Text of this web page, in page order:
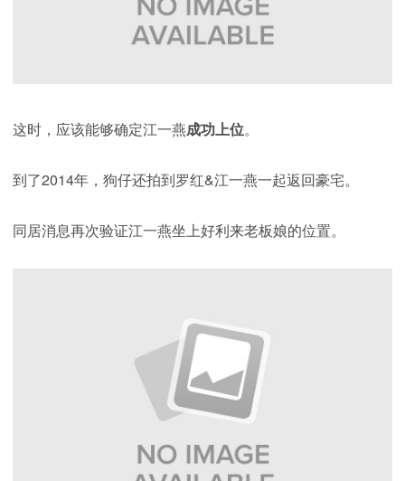
这时，应该能够确定江一燕成功上位。
到了2014年，狗仔还拍到罗红&江一燕一起返回豪宅。
同居消息再次验证江一燕坐上好利来老板娘的位置。